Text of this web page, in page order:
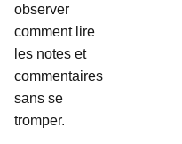
observer
comment lire
les notes et
commentaires
sans se
tromper.